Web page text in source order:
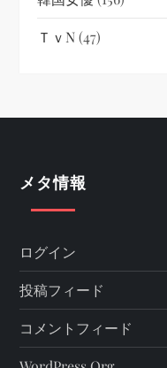
ＴｖN(47)
メタ情報
ログイン
投稿フィード
コメントフィード